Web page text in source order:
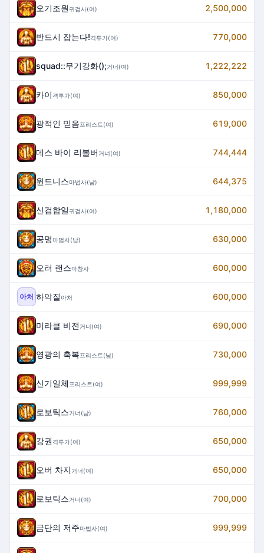
오기조원귀검사(여) 2,500,000
반드시 잡는다!격투가(여) 770,000
squad::무기강화();거너(여) 1,222,222
카이 격투가(여) 850,000
광적인 믿음프리스트(여) 619,000
데스 바이 리볼버 거너(여) 744,444
윈드니스마법사(남) 644,375
신검합일귀검사(여) 1,180,000
공명 마법사(남) 630,000
오러 랜스마창사 600,000
아처 하악질 아처 600,000
미라클 비전 거너(여) 690,000
영광의 축복프리스트(남) 730,000
신기일체 프리스트(여) 999,999
로보틱스거너(남) 760,000
강권 격투가(여) 650,000
오버 차지 거너(여) 650,000
로보틱스거너(여) 700,000
금단의 저주마법사(여) 999,999